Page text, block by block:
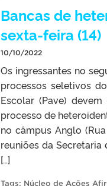
Bancas de
sexta-feira (14)
10/10/2022
Os ingressantes no
processos seletivos
Escolar (Pave)
processo de
no câmpus Anglo
reuniões da Secretaria
[…]
Tags: Núcleo de Ações